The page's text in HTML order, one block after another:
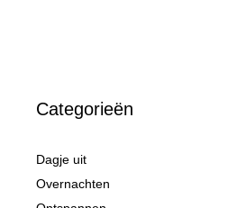
Categorieën
Dagje uit
Overnachten